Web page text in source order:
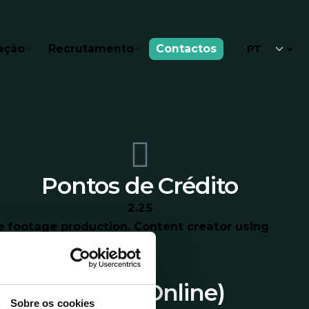
Sobre os cookies
Recrutamento Contactos
Pontos de Crédito
2.25
Alentejo (Online)